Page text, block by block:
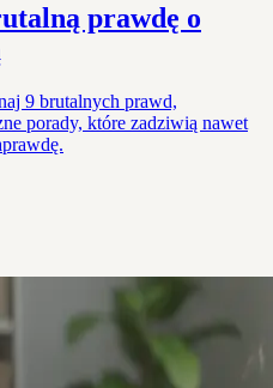
prawdę o
9 brutalnych prawd,
porady, które zadziwią nawet